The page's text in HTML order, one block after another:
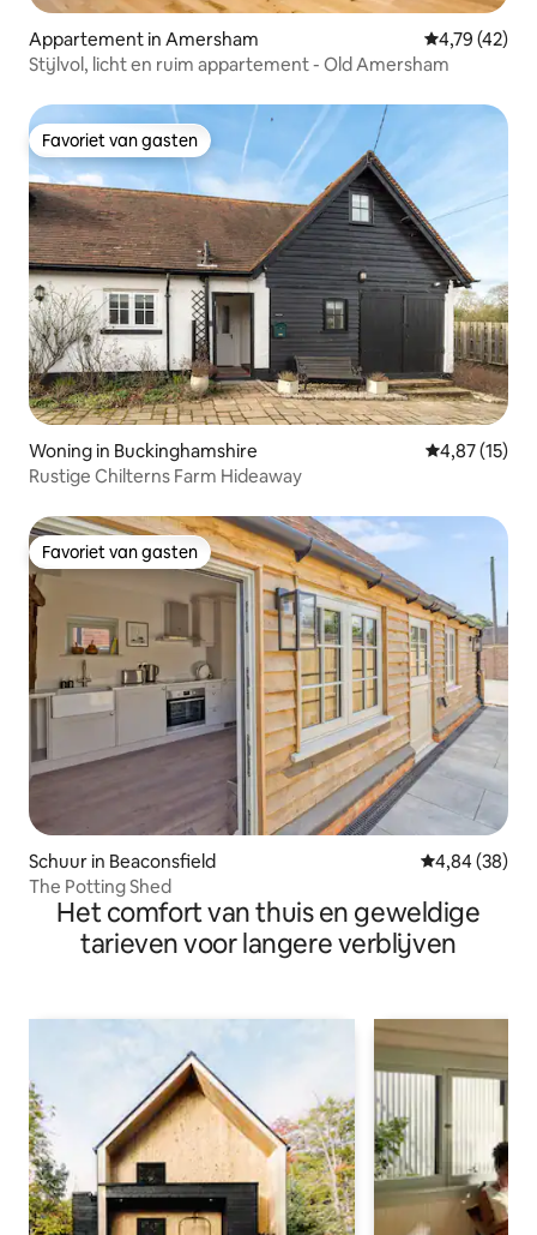
Appartement in Amersham Gemiddelde
4,79 (42)
Stijlvol, licht en ruim appartement - Old Amersham
Favoriet van gasten
Favoriet van gasten
Woning in Buckinghamshire Gemiddelde
4,87 (15)
Rustige Chilterns Farm Hideaway
Favoriet van gasten
Favoriet van gasten
Schuur in Beaconsfield Gemiddelde
4,84 (38)
The Potting Shed
Het comfort van thuis en geweldige
tarieven voor langere verblijven